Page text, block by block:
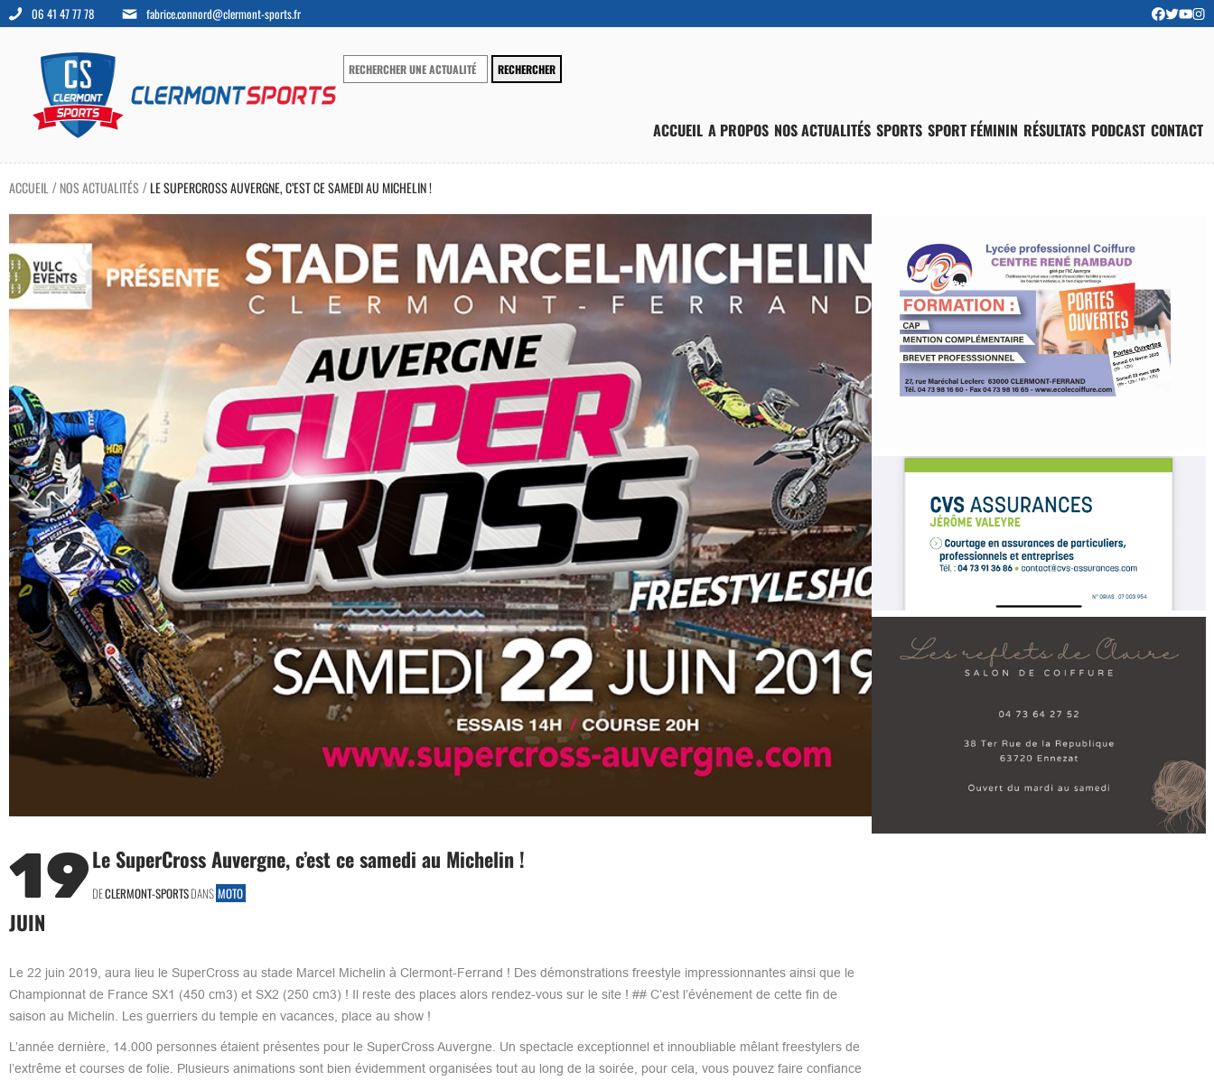
06 41 47 77 78 fabrice.connord@clermont-sports.fr
ACCUEIL A PROPOS NOS ACTUALITÉS SPORTS SPORT FÉMININ RÉSULTATS PODCAST CONTACT
ACCUEIL / NOS ACTUALITÉS/LE SUPERCROSS AUVERGNE, C’EST CE SAMEDI AU MICHELIN !
19
JUIN
Le SuperCross Auvergne, c’est ce samedi au Michelin !
DECLERMONT-SPORTSDANS MOTO
Le 22 juin 2019, aura lieu le SuperCross au stade Marcel Michelin à Clermont-Ferrand ! Des démonstrations freestyle impressionnantes ainsi que le
Championnat de France SX1 (450 cm3) et SX2 (250 cm3) ! Il reste des places alors rendez-vous sur le site ! ## C’est l’événement de cette fin de
saison au Michelin. Les guerriers du temple en vacances, place au show !
L’année dernière, 14.000 personnes étaient présentes pour le SuperCross Auvergne. Un spectacle exceptionnel et innoubliable mêlant freestylers de
l’extrême et courses de folie. Plusieurs animations sont bien évidemment organisées tout au long de la soirée, pour cela, vous pouvez faire confiance